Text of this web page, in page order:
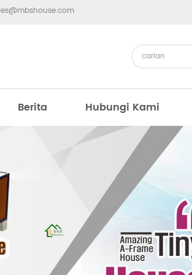
Berita Hubungi Kami